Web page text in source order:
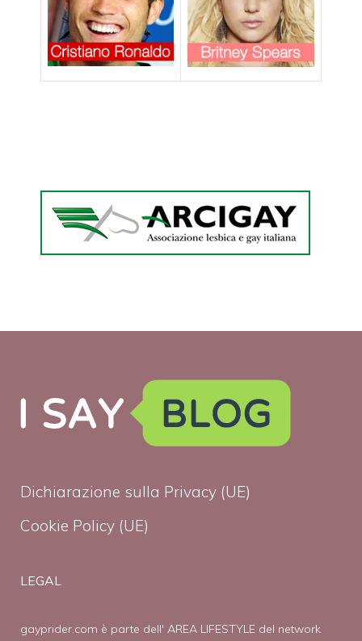
Dichiarazione sulla Privacy (UE)
Cookie Policy (UE)
LEGAL
gayprider.com è parte dell' AREA LIFESTYLE del network